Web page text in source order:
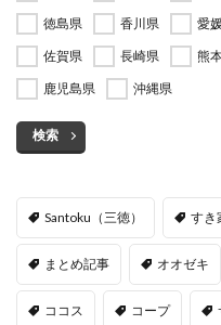
徳島県
香川県 愛
佐賀県
長崎県 熊
鹿児島県
沖縄県
検索
Santoku（三徳） すき
まとめ記事 オオゼキ
ココス コープ